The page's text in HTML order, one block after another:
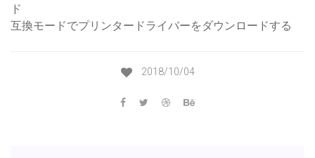
ド
互換モードでプリンタードライバーをダウンロードする
2018/10/04